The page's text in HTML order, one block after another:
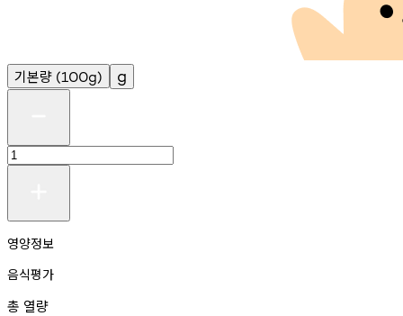
기본량 (100g) g
영양정보
음식평가
총 열량